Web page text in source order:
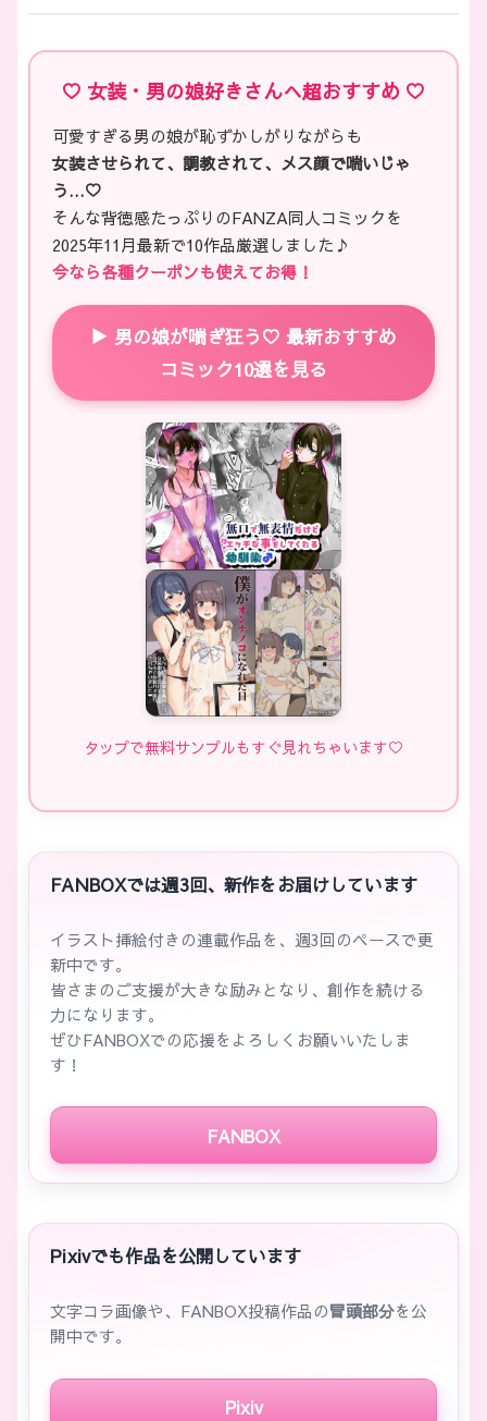
♡ 女装・男の娘好きさんへ超おすすめ ♡
可愛すぎる男の娘が恥ずかしがりながらも
女装させられて、調教されて、メス顔で喘いじゃ
う…♡
そんな背徳感たっぷりのFANZA同人コミックを
2025年11月最新で10作品厳選しました♪
今なら各種クーポンも使えてお得！
▶ 男の娘が喘ぎ狂う♡ 最新おすすめ
コミック10選を見る
タップで無料サンプルもすぐ見れちゃいます♡
FANBOXでは週3回、新作をお届けしています
イラスト挿絵付きの連載作品を、週3回のペースで更
新中です。
皆さまのご支援が大きな励みとなり、創作を続ける
力になります。
ぜひFANBOXでの応援をよろしくお願いいたしま
す！
FANBOX
Pixivでも作品を公開しています
文字コラ画像や、FANBOX投稿作品の冒頭部分を公
開中です。
Pixiv